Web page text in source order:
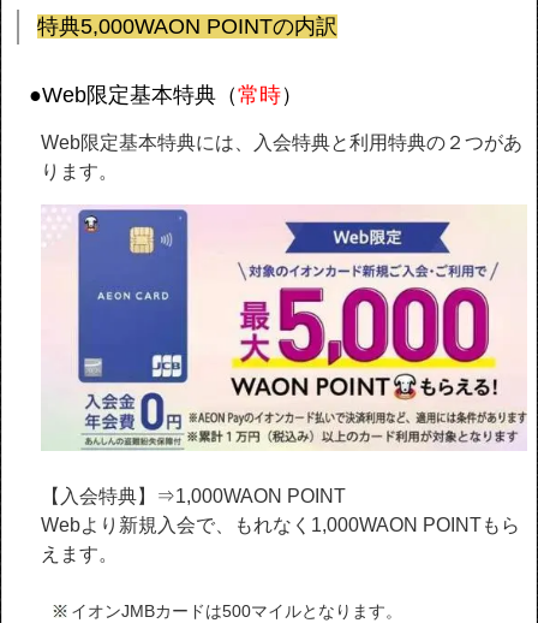
特典5,000WAON POINTの内訳
●Web限定基本特典（常時）
Web限定基本特典には、入会特典と利用特典の２つがあ
ります。
【入会特典】⇒1,000WAON POINT
Webより新規入会で、もれなく1,000WAON POINTもら
えます。
イオンJMBカードは500マイルとなります。